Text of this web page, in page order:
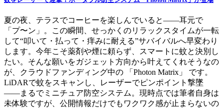
夏の夜、テラスでコーヒーを楽しんでいると――耳元で
「プ〜ン」。この瞬間、せっかくのリラックスタイムが一転
して“叩いて・払って・痒みに耐える”サバイバルへ早変わり
します。今年こそ薬剤や煙に頼らず、スマートに蚊と決別し
たい。そんな願いをガジェット方向から叶えてくれそうなの
が、クラウドファンディング中の 「Photon Matrix」 です。
LiDARで蚊をスキャンし、レーザーでピンポイント撃墜
――まるでミニチュア防空システム。現時点では筆者自身は
未体験ですが、公開情報だけでもワクワク感が止まらないの